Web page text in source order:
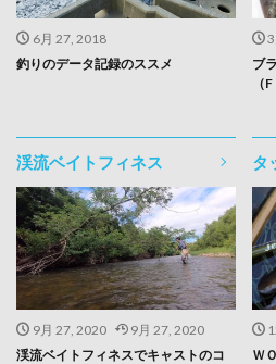
6月 27, 2018
釣りのデータ記録のススメ
ブ
（
渓流ベイトフィネス
9月 27, 2020
9月 27, 2020
渓流ベイトフィネスでキャストのコ
タ
Ｗ